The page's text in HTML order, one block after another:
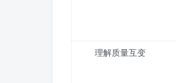
理解质量互变